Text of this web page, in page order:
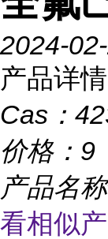
2024-
产品详情
Cas：
价格： 9
产品名称
看相似